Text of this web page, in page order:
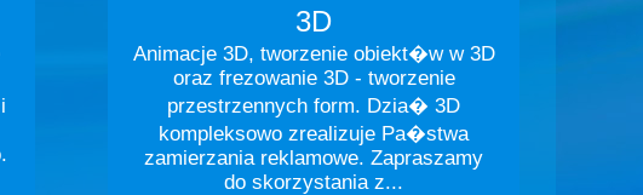
3D
Animacje 3D, tworzenie obiekt�w w 3D
oraz frezowanie 3D - tworzenie
przestrzennych form. Dzia� 3D
kompleksowo zrealizuje Pa�stwa
zamierzania reklamowe. Zapraszamy
do skorzystania z...